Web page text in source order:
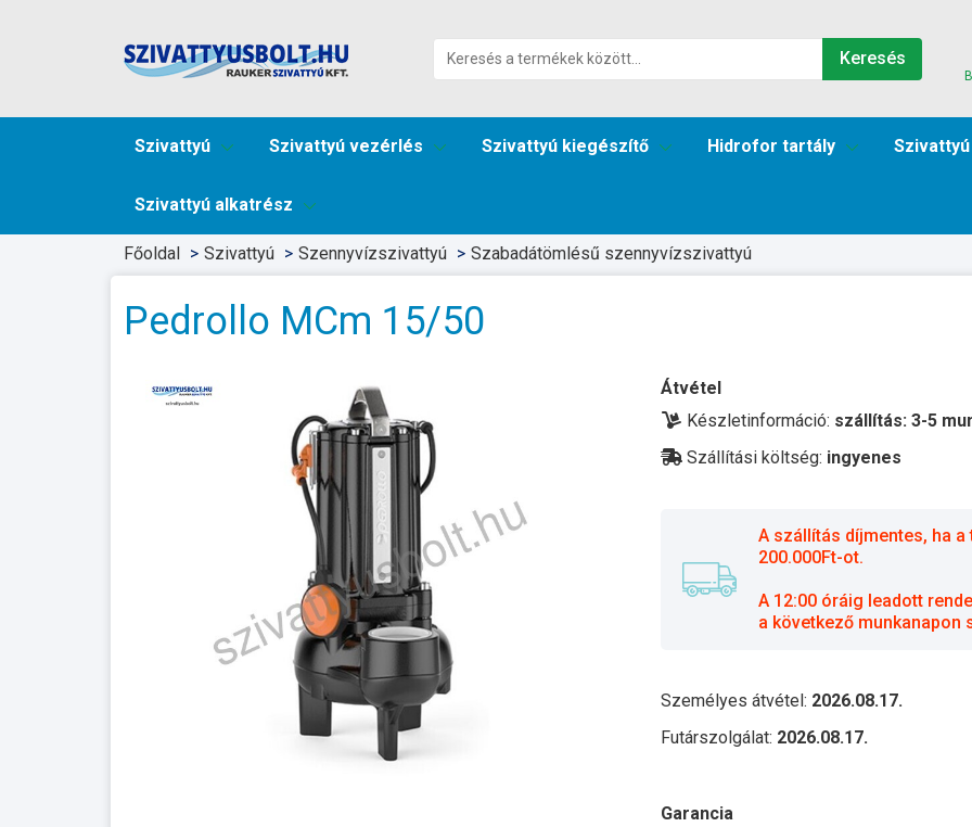
Keresés
Szivattyú Szivattyú vezérlés Szivattyú kiegészítő Hidrofor tartály
Szivattyú alkatrész
Főoldal Szivattyú Szennyvízszivattyú Szabadátömlésű szennyvízszivattyú
Pedrollo MCm 15/50
Átvétel
Készletinformáció: szállítás: 3-5
Szállítási költség: ingyenes
A szállítás díjmentes, ha
200.000Ft-ot.
A 12:00 óráig leadott
a következő munkanapon
Személyes átvétel: 2026.08.17.
Futárszolgálat: 2026.08.17.
Garancia